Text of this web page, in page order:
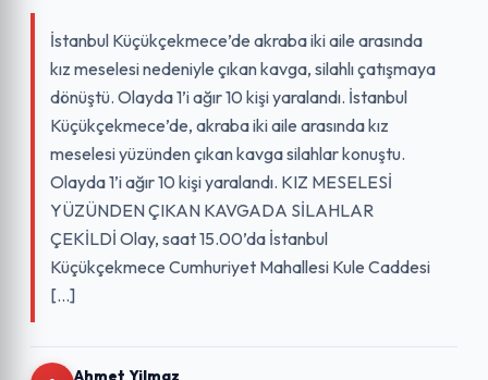
İstanbul Küçükçekmece’de akraba iki aile arasında
kız meselesi nedeniyle çıkan kavga, silahlı çatışmaya
dönüştü. Olayda 1’i ağır 10 kişi yaralandı. İstanbul
Küçükçekmece’de, akraba iki aile arasında kız
meselesi yüzünden çıkan kavga silahlar konuştu.
Olayda 1’i ağır 10 kişi yaralandı. KIZ MESELESİ
YÜZÜNDEN ÇIKAN KAVGADA SİLAHLAR
ÇEKİLDİ Olay, saat 15.00’da İstanbul
Küçükçekmece Cumhuriyet Mahallesi Kule Caddesi
[…]
Ahmet Yilmaz